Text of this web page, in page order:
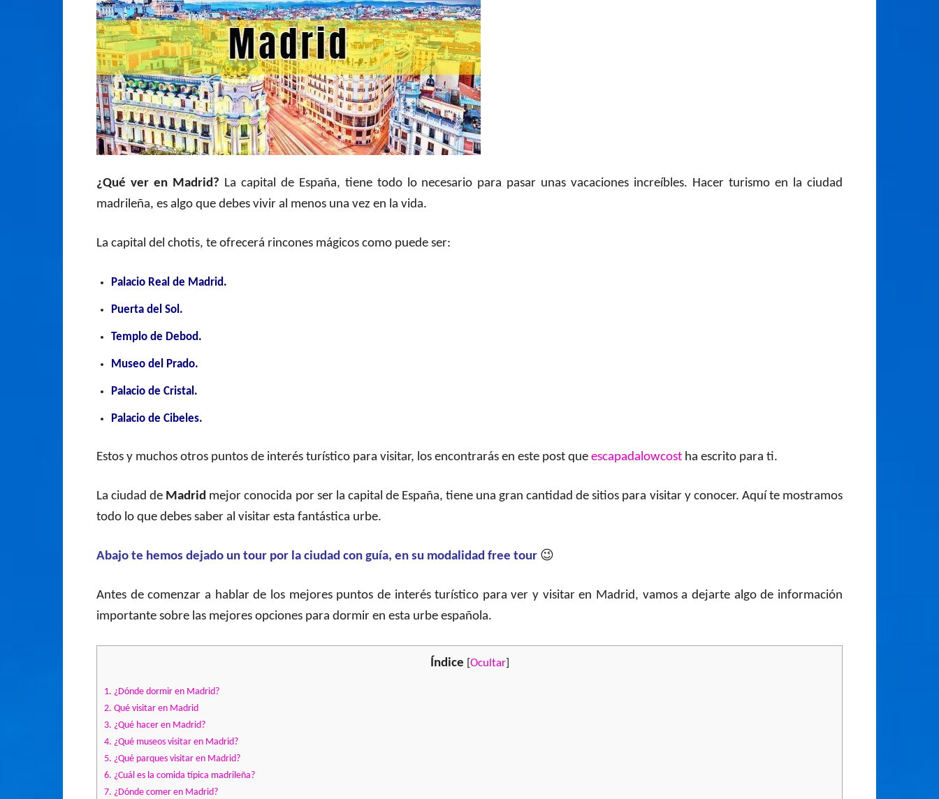
¿Qué ver en Madrid? La capital de España, tiene todo lo necesario para pasar unas vacaciones increíbles. Hacer turismo en la ciudad
madrileña, es algo que debes vivir al menos una vez en la vida.
La capital del chotis, te ofrecerá rincones mágicos como puede ser:
Palacio Real de Madrid.
Puerta del Sol.
Templo de Debod.
Museo del Prado.
Palacio de Cristal.
Palacio de Cibeles.
Estos y muchos otros puntos de interés turístico para visitar, los encontrarás en este post que escapadalowcost ha escrito para ti.
La ciudad de Madrid mejor conocida por ser la capital de España, tiene una gran cantidad de sitios para visitar y conocer. Aquí te mostramos
todo lo que debes saber al visitar esta fantástica urbe.
Abajo te hemos dejado un tour por la ciudad con guía, en su modalidad free tour 😉
Antes de comenzar a hablar de los mejores puntos de interés turístico para ver y visitar en Madrid, vamos a dejarte algo de información
importante sobre las mejores opciones para dormir en esta urbe española.
Índice [Ocultar]
1. ¿Dónde dormir en Madrid?
2. Qué visitar en Madrid
3. ¿Qué hacer en Madrid?
4. ¿Qué museos visitar en Madrid?
5. ¿Qué parques visitar en Madrid?
6. ¿Cuál es la comida típica madrileña?
7. ¿Dónde comer en Madrid?